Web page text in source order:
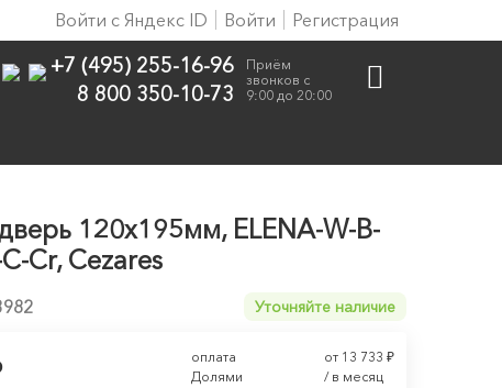
Регистрация
Войти
Войти с Яндекс ID
Приём
звонков с
9:00 до 20:00
+7 (495) 255-16-96
8 800 350-10-73
120х195мм, ELENA-W-B-
Cr, Cezares
Уточняйте наличие
оплата
Долями
от 13 733 ₽
/ в месяц